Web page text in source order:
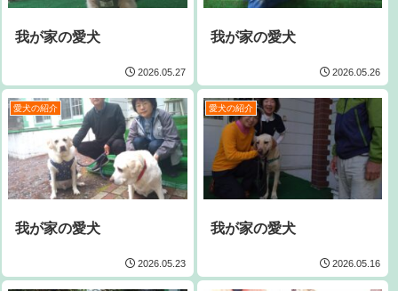
我が家の愛犬
2026.05.27
我が家の愛犬
2026.05.26
愛犬の紹介
我が家の愛犬
2026.05.23
愛犬の紹介
我が家の愛犬
2026.05.16